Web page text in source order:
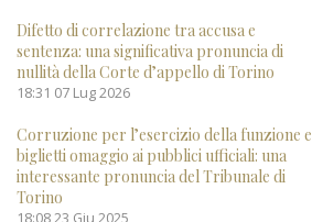
Difetto di correlazione tra accusa e
sentenza: una significativa pronuncia di
nullità della Corte d’appello di Torino
18:31 07 Lug 2026
Corruzione per l’esercizio della funzione e
biglietti omaggio ai pubblici ufficiali: una
interessante pronuncia del Tribunale di
Torino